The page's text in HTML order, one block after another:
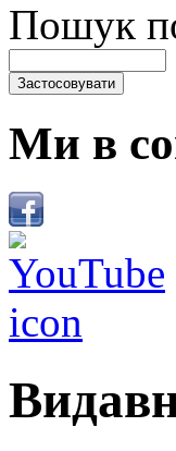
Пошук
Ми в